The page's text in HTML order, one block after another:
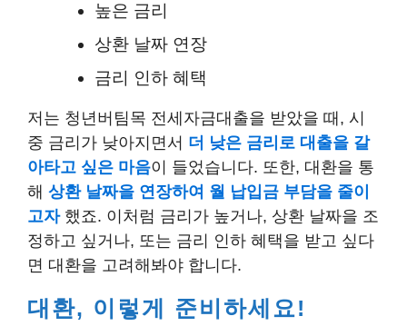
높은 금리
상환 날짜 연장
금리 인하 혜택
저는 청년버팀목 전세자금대출을 받았을 때, 시
중 금리가 낮아지면서 더 낮은 금리로 대출을 갈
아타고 싶은 마음이 들었습니다. 또한, 대환을 통
해 상환 날짜을 연장하여 월 납입금 부담을 줄이
고자했죠. 이처럼 금리가 높거나, 상환 날짜을 조
정하고 싶거나, 또는 금리 인하 혜택을 받고 싶다
면 대환을 고려해봐야 합니다.
대환, 이렇게 준비하세요!